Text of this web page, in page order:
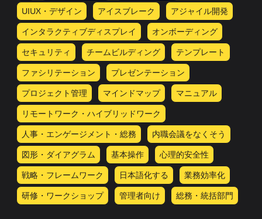
UIUX・デザイン アイスブレーク アジャイル開発
インタラクティブディスプレイ オンボーディング
セキュリティ チームビルディング テンプレート
ファシリテーション プレゼンテーション
プロジェクト管理 マインドマップ マニュアル
リモートワーク・ハイブリッドワーク
人事・エンゲージメント・総務 内職会議をなくそう
図形・ダイアグラム 基本操作 心理的安全性
戦略・フレームワーク 日本語化する 業務効率化
研修・ワークショップ 管理者向け 総務・統括部門